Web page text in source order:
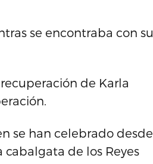
se encontraba con su
de Karla
se han celebrado desde
de los Reyes